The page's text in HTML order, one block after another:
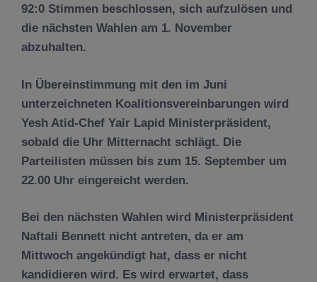
92:0 Stimmen beschlossen, sich aufzulösen und
die nächsten Wahlen am 1. November
abzuhalten.
In Übereinstimmung mit den im Juni
unterzeichneten Koalitionsvereinbarungen wird
Yesh Atid-Chef Yair Lapid Ministerpräsident,
sobald die Uhr Mitternacht schlägt. Die
Parteilisten müssen bis zum 15. September um
22.00 Uhr eingereicht werden.
Bei den nächsten Wahlen wird Ministerpräsident
Naftali Bennett nicht antreten, da er am
Mittwoch angekündigt hat, dass er nicht
kandidieren wird. Es wird erwartet, dass